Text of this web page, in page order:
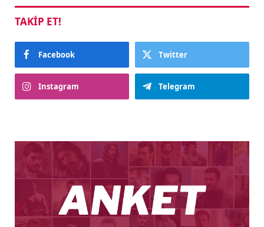
TAKIP ET!
Facebook Twitter
Instagram Telegram